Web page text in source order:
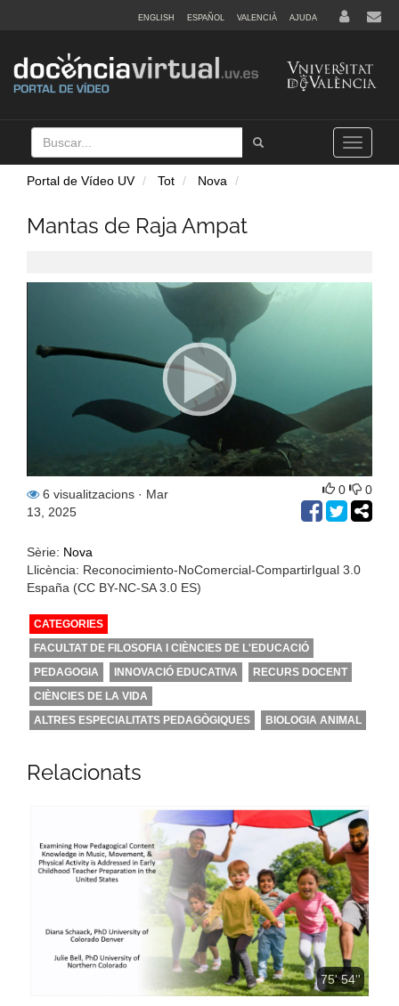
ENGLISH ESPAÑOL VALENCIÀ AJUDA
Buscar
Tramet
Toggle
navigation
Portal de Vídeo UV Tot Nova
Mantas de Raja Ampat
6 visualitzacions · Mar
13, 2025
0 0
Sèrie: Nova
Llicència: Reconocimiento-NoComercial-CompartirIgual 3.0
España (CC BY-NC-SA 3.0 ES)
CATEGORIES
FACULTAT DE FILOSOFIA I CIÈNCIES DE L'EDUCACIÓ
PEDAGOGIA
INNOVACIÓ EDUCATIVA
RECURS DOCENT
CIÈNCIES DE LA VIDA
ALTRES ESPECIALITATS PEDAGÒGIQUES
BIOLOGIA ANIMAL
Relacionats
75' 54''